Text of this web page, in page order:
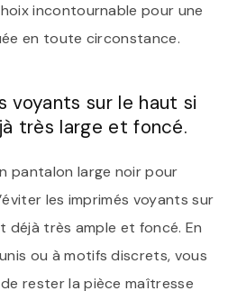
incontournable pour une
en toute circonstance.
voyants sur le haut si
très large et foncé.
pantalon large noir pour
les imprimés voyants sur
déjà très ample et foncé. En
ou à motifs discrets, vous
rester la pièce maîtresse